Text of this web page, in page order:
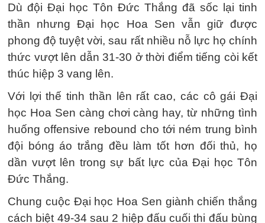
Dù đội Đại học Tôn Đức Thắng đã sốc lại tinh
thần nhưng Đại học Hoa Sen vẫn giữ được
phong độ tuyệt vời, sau rất nhiều nỗ lực họ chính
thức vượt lên dẫn 31-30 ở thời điểm tiếng còi kết
thúc hiệp 3 vang lên.
Với lợi thế tinh thần lên rất cao, các cô gái Đại
học Hoa Sen càng chơi càng hay, từ những tình
huống offensive rebound cho tới ném trung bình
đội bóng áo trắng đều làm tốt hơn đối thủ, họ
dần vượt lên trong sự bất lực của Đại học Tôn
Đức Thắng.
Chung cuộc Đại học Hoa Sen giành chiến thắng
cách biệt 49-34 sau 2 hiệp đấu cuối thi đấu bùng